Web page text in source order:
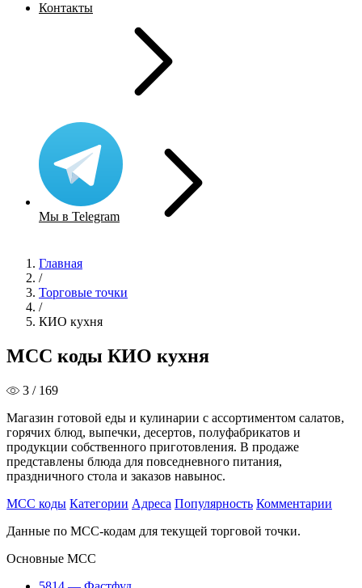
Контакты
Мы в Telegram
Главная
/
Торговые точки
/
КИО кухня
MCC коды КИО кухня
3 / 169
Магазин готовой еды и кулинарии с ассортиментом салатов,
горячих блюд, выпечки, десертов, полуфабрикатов и
продукции собственного приготовления. В продаже
представлены блюда для повседневного питания,
праздничного стола и заказов навынос.
MCC коды Категории Адреса Популярность Комментарии
Данные по MCC-кодам для текущей торговой точки.
Основные MCC